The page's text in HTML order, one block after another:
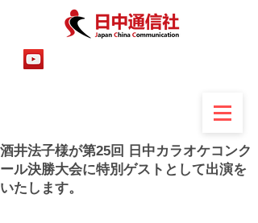
酒井法子様が第25回 日中カラオケコンク
ール決勝大会に特別ゲストとして出演を
いたします。